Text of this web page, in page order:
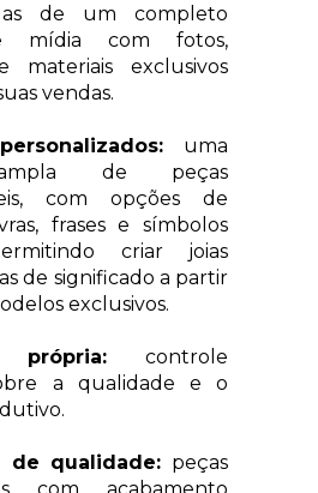
de um completo
mídia com fotos,
materiais exclusivos
vendas.
uma
de peças
com opções de
frases e símbolos
criar joias
de significado a partir
exclusivos.
própria: controle
a qualidade e o
de qualidade: peças